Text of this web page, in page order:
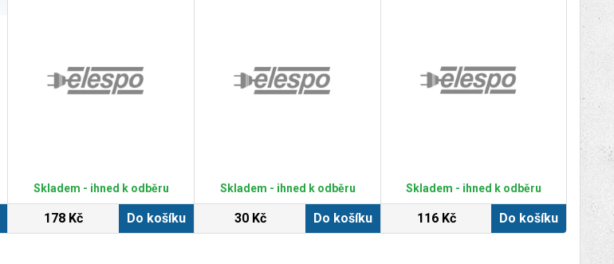
Skladem - ihned k odběru
178 Kč Do košíku
Skladem - ihned k odběru
30 Kč Do košíku
Skladem - ihned k odběru
116 Kč Do košíku